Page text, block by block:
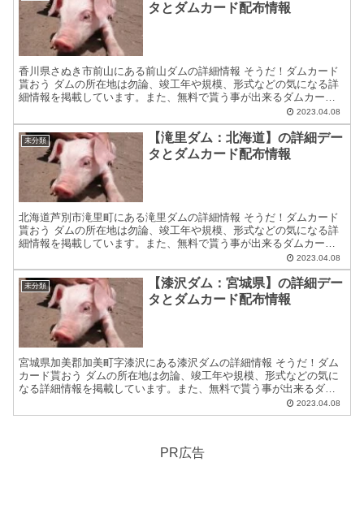
タとダムカード配布情報
香川県さぬき市前山にある前山ダムの詳細情報 そうだ！ダムカード
貰おう ダムの所在地は勿論、竣工年や規模、形式などの気になる詳
細情報を掲載しています。また、無料で貰う事が出来るダムカード
の配布場所住所等についても紹介しています。 ダムカードの...2023.04.08
未分類
【滝里ダム：北海道】の詳細デー
タとダムカード配布情報
北海道芦別市滝里町にある滝里ダムの詳細情報 そうだ！ダムカード
貰おう ダムの所在地は勿論、竣工年や規模、形式などの気になる詳
細情報を掲載しています。また、無料で貰う事が出来るダムカード
の配布場所住所等についても紹介しています。 ダムカードの...2023.04.08
未分類
【漆沢ダム：宮城県】の詳細デー
タとダムカード配布情報
宮城県加美郡加美町字漆沢にある漆沢ダムの詳細情報 そうだ！ダム
カード貰おう ダムの所在地は勿論、竣工年や規模、形式などの気に
なる詳細情報を掲載しています。また、無料で貰う事が出来るダム
カードの配布場所住所等についても紹介しています。 ダムカ...2023.04.08
PR広告